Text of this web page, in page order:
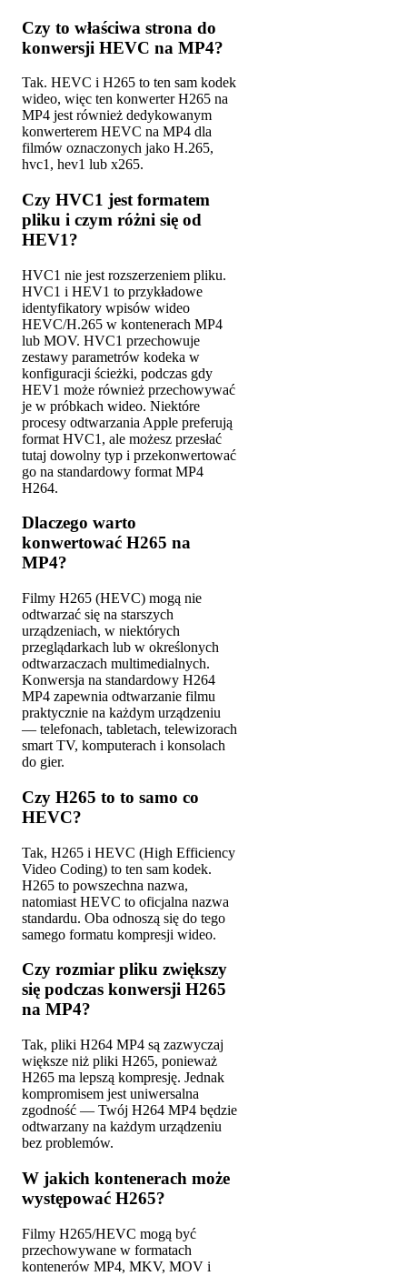
Czy to właściwa strona do
konwersji HEVC na MP4?
Tak. HEVC i H265 to ten sam kodek
wideo, więc ten konwerter H265 na
MP4 jest również dedykowanym
konwerterem HEVC na MP4 dla
filmów oznaczonych jako H.265,
hvc1, hev1 lub x265.
Czy HVC1 jest formatem
pliku i czym różni się od
HEV1?
HVC1 nie jest rozszerzeniem pliku.
HVC1 i HEV1 to przykładowe
identyfikatory wpisów wideo
HEVC/H.265 w kontenerach MP4
lub MOV. HVC1 przechowuje
zestawy parametrów kodeka w
konfiguracji ścieżki, podczas gdy
HEV1 może również przechowywać
je w próbkach wideo. Niektóre
procesy odtwarzania Apple preferują
format HVC1, ale możesz przesłać
tutaj dowolny typ i przekonwertować
go na standardowy format MP4
H264.
Dlaczego warto
konwertować H265 na
MP4?
Filmy H265 (HEVC) mogą nie
odtwarzać się na starszych
urządzeniach, w niektórych
przeglądarkach lub w określonych
odtwarzaczach multimedialnych.
Konwersja na standardowy H264
MP4 zapewnia odtwarzanie filmu
praktycznie na każdym urządzeniu
— telefonach, tabletach, telewizorach
smart TV, komputerach i konsolach
do gier.
Czy H265 to to samo co
HEVC?
Tak, H265 i HEVC (High Efficiency
Video Coding) to ten sam kodek.
H265 to powszechna nazwa,
natomiast HEVC to oficjalna nazwa
standardu. Oba odnoszą się do tego
samego formatu kompresji wideo.
Czy rozmiar pliku zwiększy
się podczas konwersji H265
na MP4?
Tak, pliki H264 MP4 są zazwyczaj
większe niż pliki H265, ponieważ
H265 ma lepszą kompresję. Jednak
kompromisem jest uniwersalna
zgodność — Twój H264 MP4 będzie
odtwarzany na każdym urządzeniu
bez problemów.
W jakich kontenerach może
występować H265?
Filmy H265/HEVC mogą być
przechowywane w formatach
kontenerów MP4, MKV, MOV i